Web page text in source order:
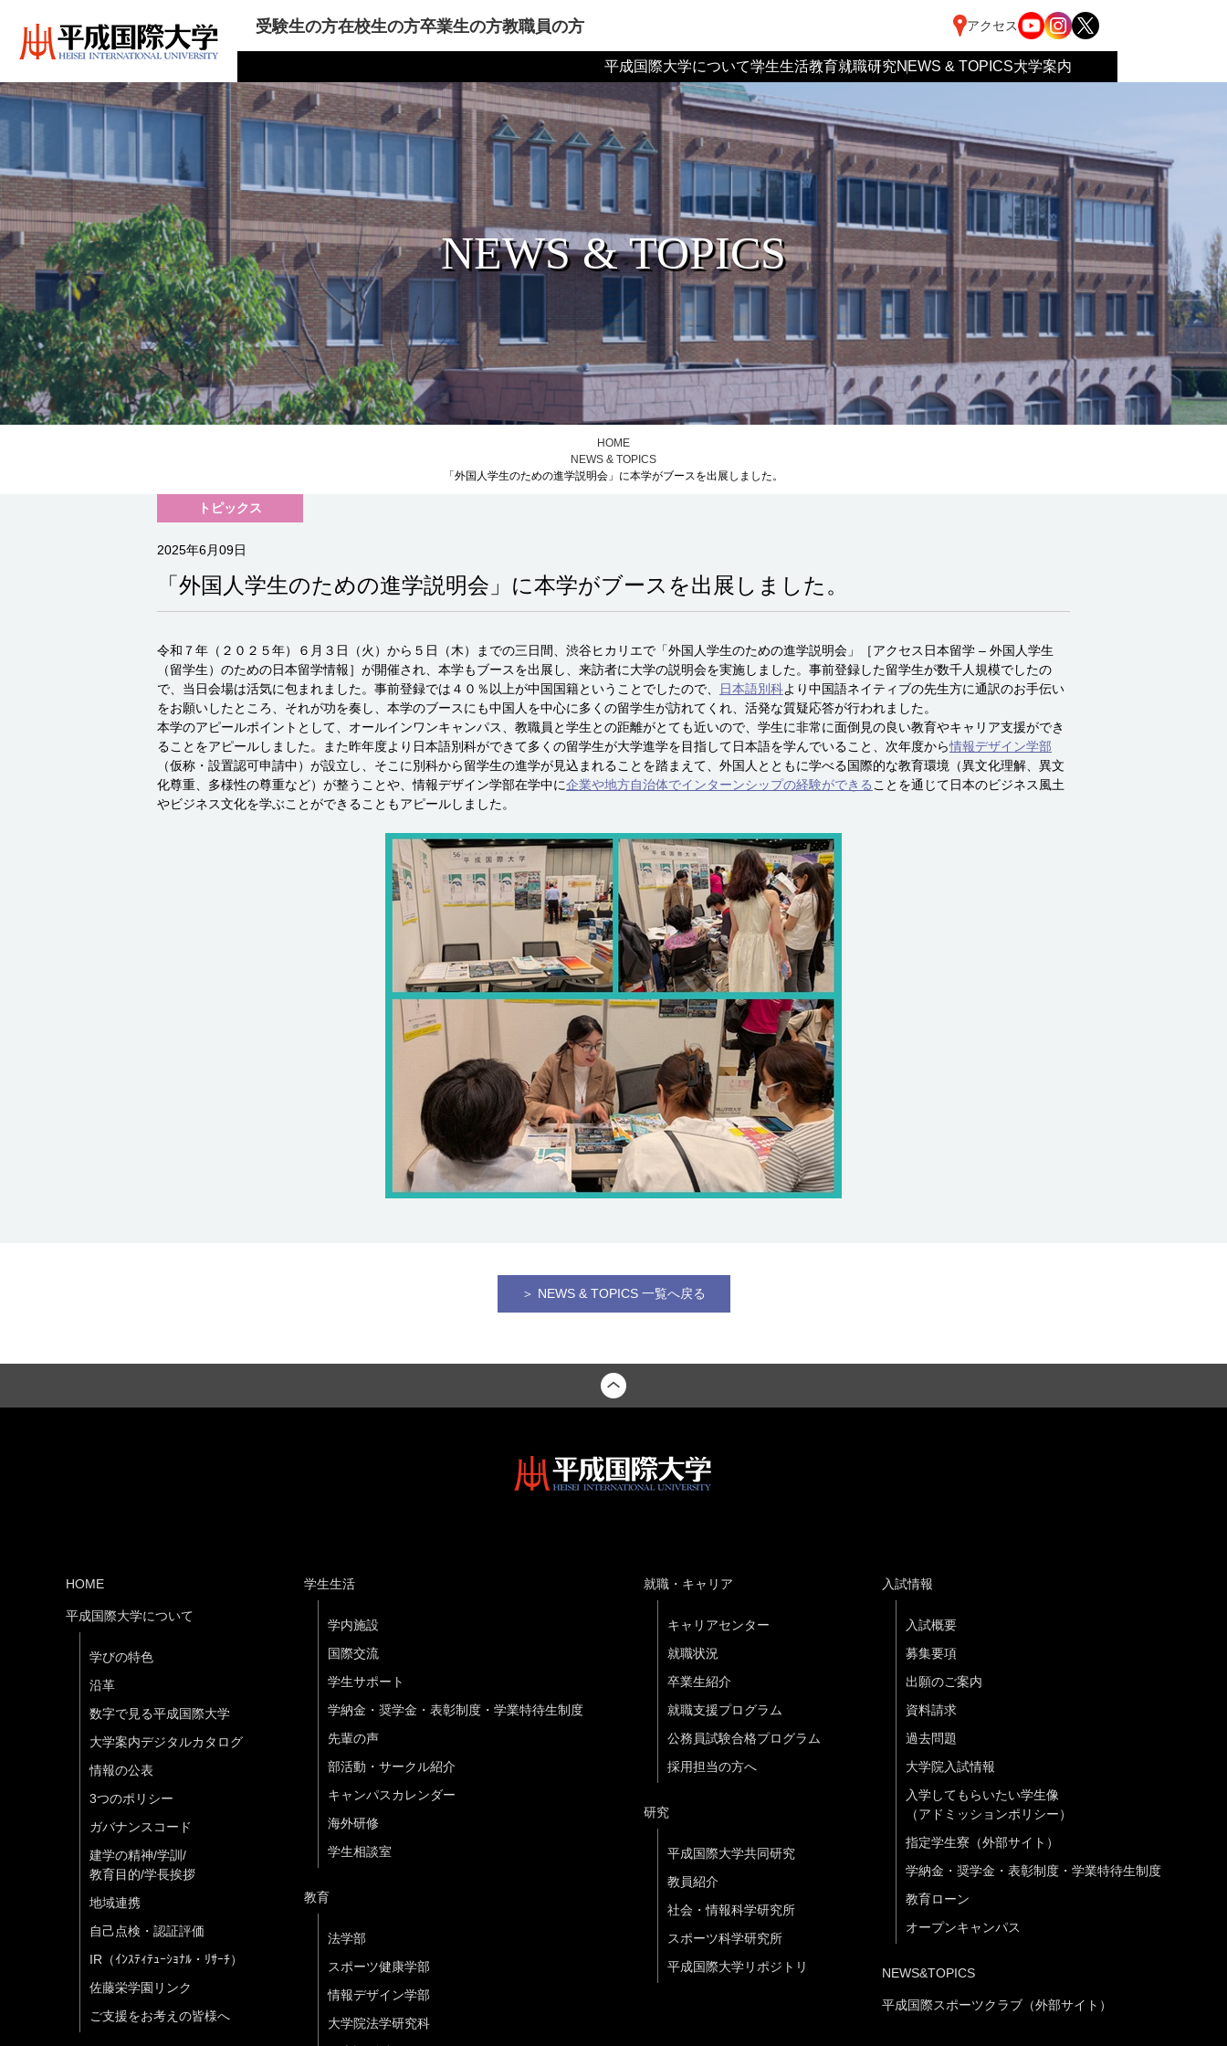
受験生の方在校生の方卒業生の方教職員の方 アクセス
平成国際大学について学生生活教育就職研究NEWS & TOPICS大学案内
NEWS & TOPICS
HOME
NEWS & TOPICS
「外国人学生のための進学説明会」に本学がブースを出展しました。
トピックス
2025年6月09日
「外国人学生のための進学説明会」に本学がブースを出展しました。
令和７年（２０２５年）６月３日（火）から５日（木）までの三日間、渋谷ヒカリエで「外国人学生のための進学説明会」［アクセス日本留学 – 外国人学生
（留学生）のための日本留学情報］が開催され、本学もブースを出展し、来訪者に大学の説明会を実施しました。事前登録した留学生が数千人規模でしたの
で、当日会場は活気に包まれました。事前登録では４０％以上が中国国籍ということでしたので、
日本語別科より中国語ネイティブの先生方に通訳のお手伝い
をお願いしたところ、それが功を奏し、本学のブースにも中国人を中心に多くの留学生が訪れてくれ、活発な質疑応答が行われました。
本学のアピールポイントとして、オールインワンキャンパス、教職員と学生との距離がとても近いので、学生に非常に面倒見の良い教育やキャリア支援ができ
ることをアピールしました。また昨年度より日本語別科ができて多くの留学生が大学進学を目指して日本語を学んでいること、次年度から情報デザイン学部
（仮称・設置認可申請中）が設立し、そこに別科から留学生の進学が見込まれることを踏まえて、外国人とともに学べる国際的な教育環境（異文化理解、異文
化尊重、多様性の尊重など）が整うことや、情報デザイン学部在学中に企業や地方自治体でインターンシップの経験ができる ことを通じて日本のビジネス風土
やビジネス文化を学ぶことができることもアピールしました。
＞ NEWS & TOPICS 一覧へ戻る
HOME
平成国際大学について
学びの特色
沿革
数字で見る平成国際大学
大学案内デジタルカタログ
情報の公表
3つのポリシー
ガバナンスコード
建学の精神/学訓/
教育目的/学長挨拶
地域連携
自己点検・認証評価
IR（ｲﾝｽﾃｨﾃｭｰｼｮﾅﾙ・ﾘｻｰﾁ）
佐藤栄学園リンク
ご支援をお考えの皆様へ
学生生活
学内施設
国際交流
学生サポート
学納金・奨学金・表彰制度・学業特待生制度
先輩の声
部活動・サークル紹介
キャンパスカレンダー
海外研修
学生相談室
教育
法学部
スポーツ健康学部
情報デザイン学部
大学院法学研究科
就職・キャリア
キャリアセンター
就職状況
卒業生紹介
就職支援プログラム
公務員試験合格プログラム
採用担当の方へ
研究
平成国際大学共同研究
教員紹介
社会・情報科学研究所
スポーツ科学研究所
平成国際大学リポジトリ
入試情報
入試概要
募集要項
出願のご案内
資料請求
過去問題
大学院入試情報
入学してもらいたい学生像
（アドミッションポリシー）
指定学生寮（外部サイト）
学納金・奨学金・表彰制度・学業特待生制度
教育ローン
オープンキャンパス
NEWS&TOPICS
平成国際スポーツクラブ（外部サイト）